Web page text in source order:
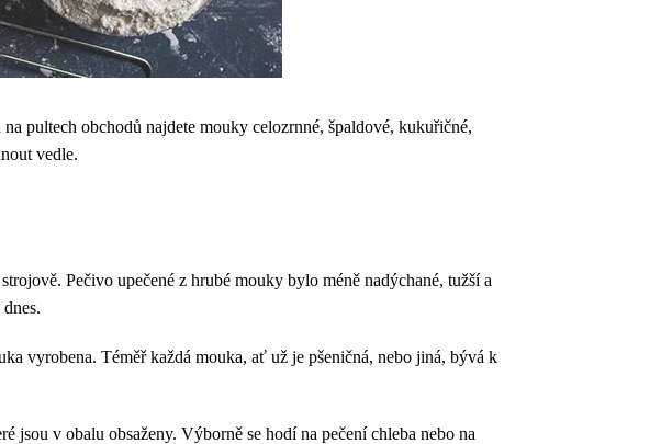
pultech obchodů najdete mouky celozrnné, špaldové, kukuřičné,
vedle.
Pečivo upečené z hrubé mouky bylo méně nadýchané, tužší a
vyrobena. Téměř každá mouka, ať už je pšeničná, nebo jiná, bývá k
jsou v obalu obsaženy. Výborně se hodí na pečení chleba nebo na